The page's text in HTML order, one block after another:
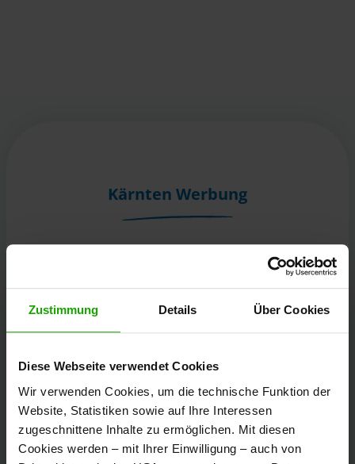
Zustimmung Details Über Cookies
Diese Webseite verwendet Cookies
Wir verwenden Cookies, um die technische Funktion der
Website, Statistiken sowie auf Ihre Interessen
zugeschnittene Inhalte zu ermöglichen. Mit diesen
Cookies werden – mit Ihrer Einwilligung – auch von
Kärnten Werbung
Österreich
+43/463/3000
info@kaernten.at
Bleibe informiert!